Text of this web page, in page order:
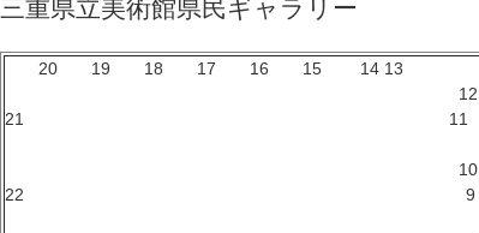
三重県立美術館県民ギャラリー
20 19 18 17 16 15 14 13
12
21 11
10
22 9